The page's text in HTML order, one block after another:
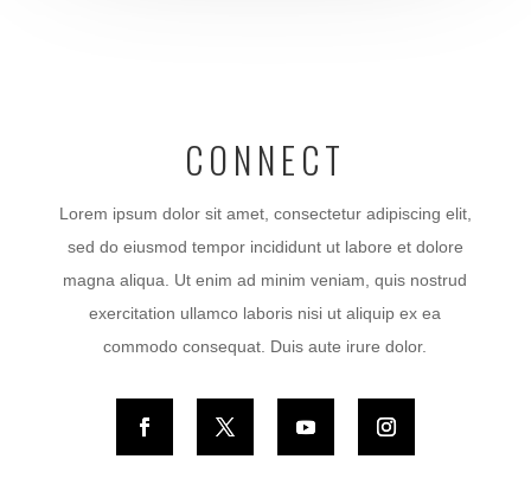
CONNECT
Lorem ipsum dolor sit amet, consectetur adipiscing elit,
sed do eiusmod tempor incididunt ut labore et dolore
magna aliqua. Ut enim ad minim veniam, quis nostrud
exercitation ullamco laboris nisi ut aliquip ex ea
commodo consequat. Duis aute irure dolor.